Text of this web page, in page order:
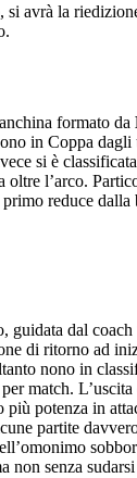
avrà la
formato da
in Coppa
si è
l’arco.
reduce dalla
guidata dal coach
di ritorno ad
nono in
match. L’uscita
potenza in
partite
non senza